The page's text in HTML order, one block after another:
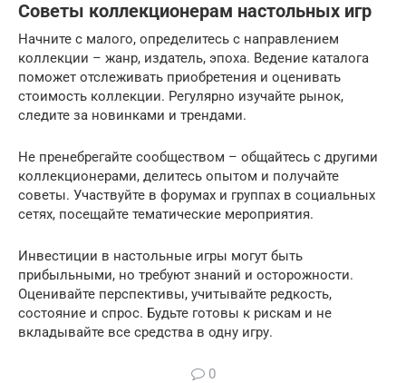
Советы коллекционерам настольных игр
Начните с малого, определитесь с направлением
коллекции – жанр, издатель, эпоха. Ведение каталога
поможет отслеживать приобретения и оценивать
стоимость коллекции. Регулярно изучайте рынок,
следите за новинками и трендами.
Не пренебрегайте сообществом – общайтесь с другими
коллекционерами, делитесь опытом и получайте
советы. Участвуйте в форумах и группах в социальных
сетях, посещайте тематические мероприятия.
Инвестиции в настольные игры могут быть
прибыльными, но требуют знаний и осторожности.
Оценивайте перспективы, учитывайте редкость,
состояние и спрос. Будьте готовы к рискам и не
вкладывайте все средства в одну игру.
0